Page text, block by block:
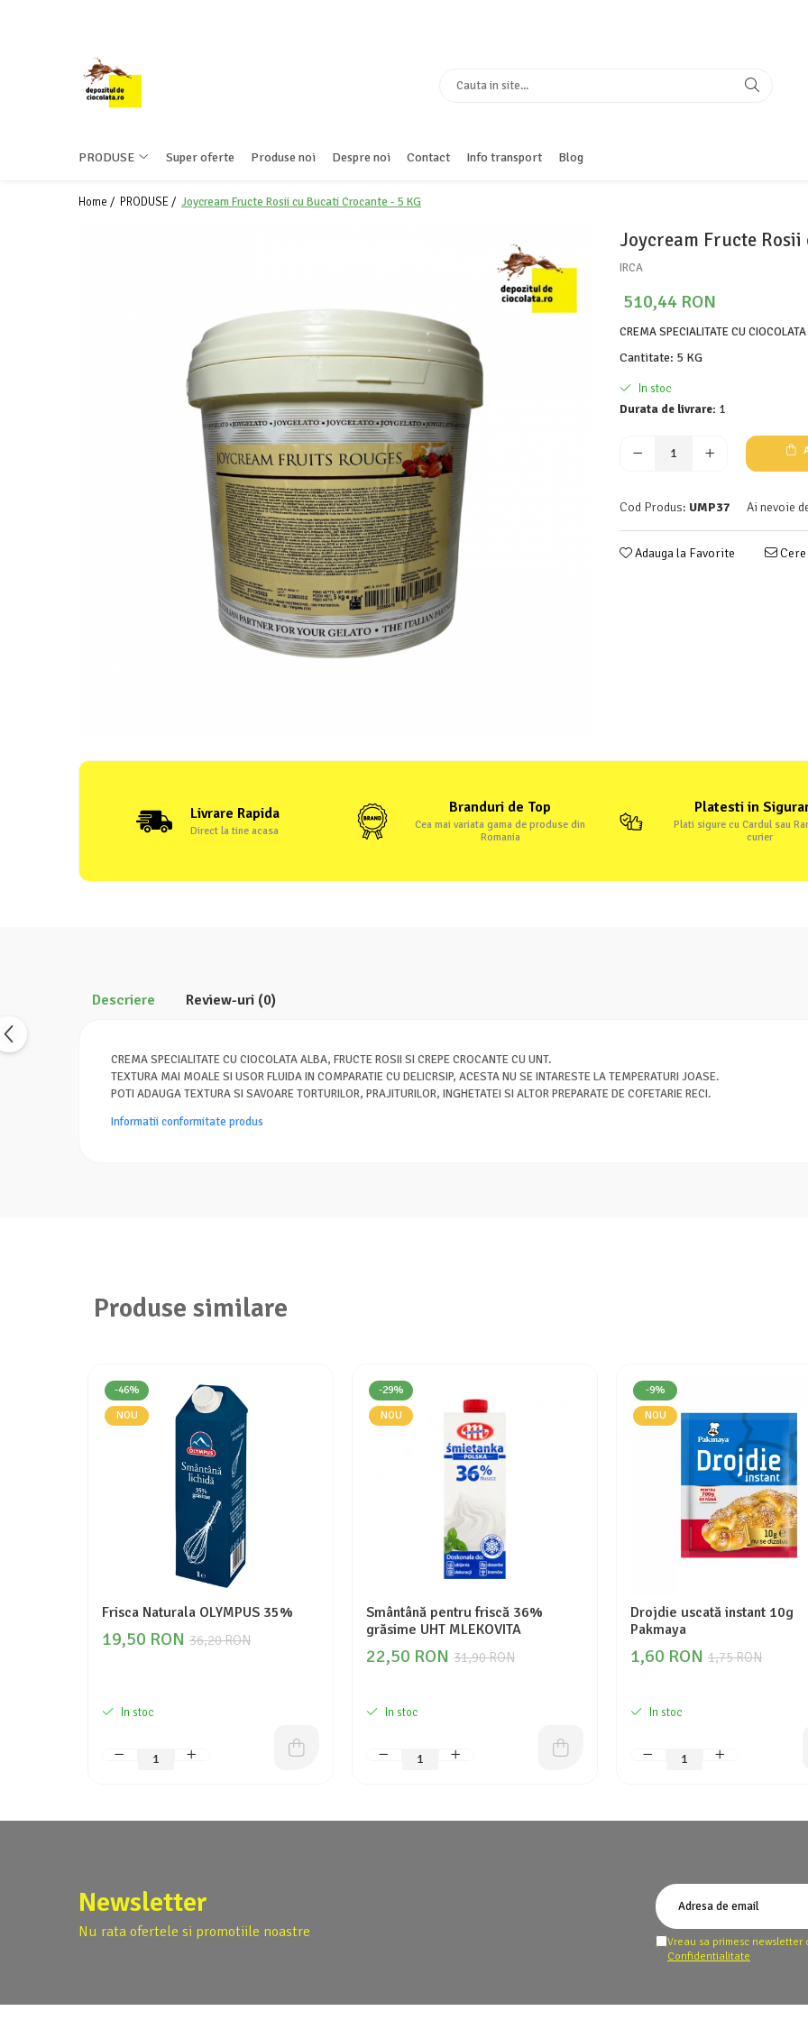
USTENSILE SI FORME SILICON
PRODUSE Super oferte Produse noi Despre noi Contact Info transport Blog
Home / PRODUSE / Joycream Fructe Rosii cu Bucati Crocante - 5 KG
Joycream Fructe
IRCA
510,44 RON
CREMA SPECIALITATE CU
Cantitate: 5 KG
In stoc
Durata de livrare: 1
Cod Produs: UMP37 Ai nevoie
Adauga la Favorite
Livrare Rapida
Direct la tine acasa
Branduri de Top
Cea mai variata gama de produse din
Romania
Platesti in
Plati sigure cu Cardul sau
curier
Descriere Review-uri (0)
CREMA SPECIALITATE CU CIOCOLATA ALBA, FRUCTE ROSII SI CREPE CROCANTE CU UNT.
TEXTURA MAI MOALE SI USOR FLUIDA IN COMPARATIE CU DELICRSIP, ACESTA NU SE INTARESTE LA TEMPERATURI JOASE.
POTI ADAUGA TEXTURA SI SAVOARE TORTURILOR, PRAJITURILOR, INGHETATEI SI ALTOR PREPARATE DE COFETARIE RECI.
Informatii conformitate produs
Produse similare
-46%
NOU
Frisca Naturala OLYMPUS 35%
36,20 RON
19,50 RON
In stoc
-29%
NOU
Smântână pentru friscă 36%
grăsime UHT MLEKOVITA
31,90 RON
22,50 RON
In stoc
-9%
NOU
Drojdie uscată instant 10g
Pakmaya
1,75 RON
1,60 RON
In stoc
Newsletter
Nu rata ofertele si promotiile noastre
Vreau sa primesc
Confidentialitate